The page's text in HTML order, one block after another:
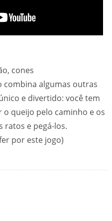
cones
combina algumas outras
e divertido: você tem
queijo pelo caminho e os
ratos e pegá-los.
por este jogo)